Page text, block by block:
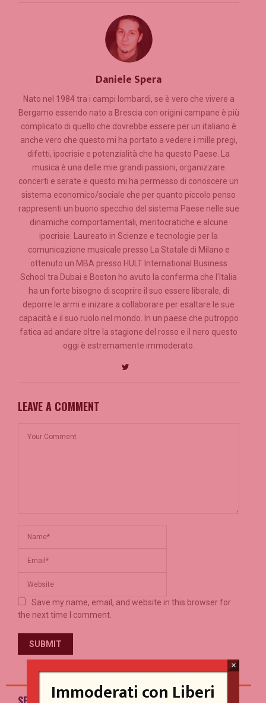
Daniele Spera
Nato nel 1984 tra i campi lombardi, se è vero che vivere a
Bergamo essendo nato a Brescia con origini campane è più
complicato di quello che dovrebbe essere per un italiano è
anche vero che questo mi ha portato a vedere i mille pregi,
difetti, ipocrisie e potenzialità che ha questo Paese. La
musica è una delle mie grandi passioni, organizzare
concerti e serate e questo mi ha permesso di conoscere un
sistema economico/sociale che per quanto piccolo penso
rappresenti un buono specchio del sistema Paese nelle sue
dinamiche comportamentali, meritocratiche e alcune
ipocrisie. Laureato in Scienze e tecnologie per la
comunicazione musicale presso La Statale di Milano e
ottenuto un MBA presso HULT International Business
School tra Dubai e Boston ho avuto la conferma che l'Italia
ha un forte bisogno di scoprire il suo essere liberale, di
deporre le armi e inizare a collaborare per esaltare le sue
capacità e il suo ruolo nel mondo. In un paese che putroppo
fatica ad andare oltre la stagione del rosso e il nero questo
oggi è estremamente immoderato.
LEAVE A COMMENT
Save my name, email, and website in this browser for
the next time I comment.
Immoderati con Liberi
×